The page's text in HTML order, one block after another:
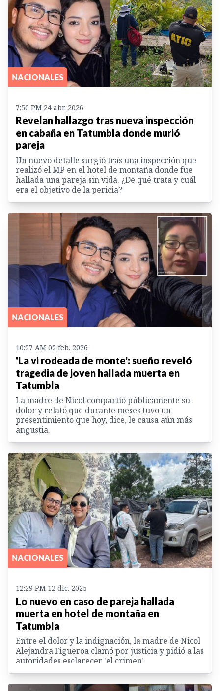
NACIONALES
7:50 PM 24 abr. 2026
Revelan hallazgo tras nueva inspección
en cabaña en Tatumbla donde murió
pareja
Un nuevo detalle surgió tras una inspección que
realizó el MP en el hotel de montaña donde fue
hallada una pareja sin vida. ¿De qué trata y cuál
era el objetivo de la pericia?
NACIONALES
10:27 AM 02 feb. 2026
'La vi rodeada de monte': sueño reveló
tragedia de joven hallada muerta en
Tatumbla
La madre de Nicol compartió públicamente su
dolor y relató que durante meses tuvo un
presentimiento que hoy, dice, le causa aún más
angustia.
NACIONALES
12:29 PM 12 dic. 2025
Lo nuevo en caso de pareja hallada
muerta en hotel de montaña en
Tatumbla
Entre el dolor y la indignación, la madre de Nicol
Alejandra Figueroa clamó por justicia y pidió a las
autoridades esclarecer 'el crimen'.